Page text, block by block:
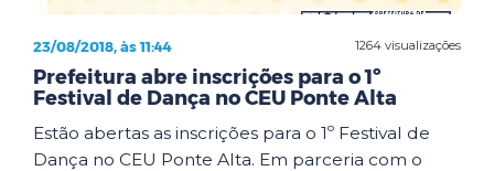
1264 visualizações
23/08/2018, às 11:44
Prefeitura abre inscrições para o 1º
Festival de Dança no CEU Ponte Alta
Estão abertas as inscrições para o 1º Festival de
Dança no CEU Ponte Alta. Em parceria com o